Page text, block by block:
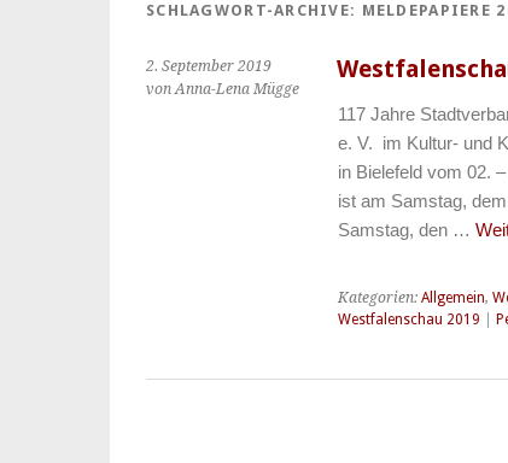
SCHLAGWORT-ARCHIVE: MELDEPAPIERE
2. September 2019
von Anna-Lena Mügge
117 Jahre
e. V. im Kultur- und
in Bielefeld vom 02.
ist am Samstag,
Samstag, den …
Kategorien: Allgemein,
Westfalenschau 2019